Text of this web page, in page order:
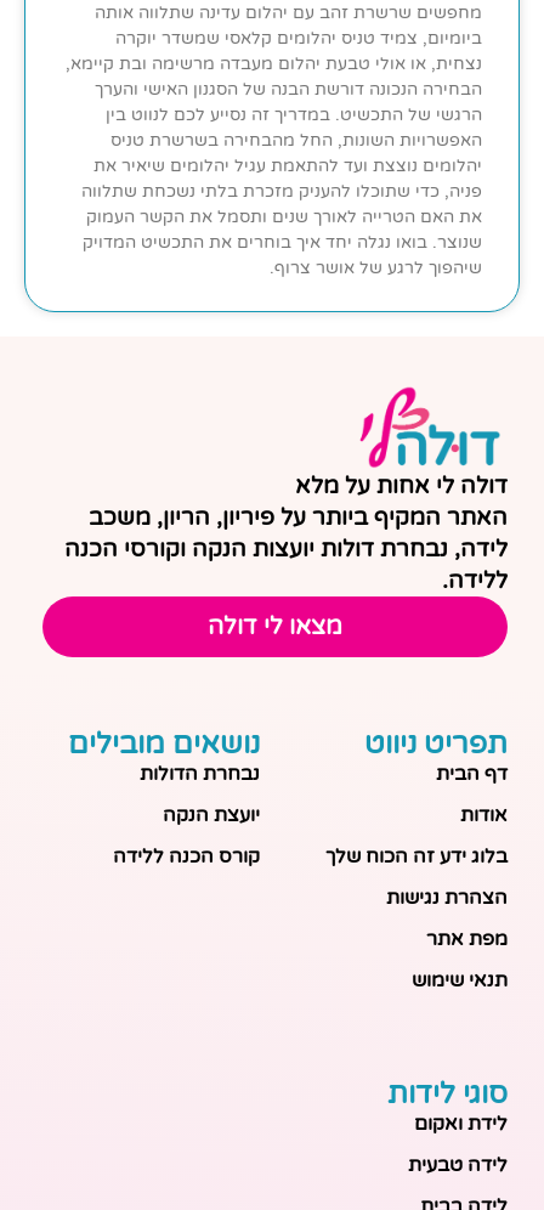
מחפשים שרשרת זהב עם יהלום עדינה שתלווה אותה
ביומיום, צמיד טניס יהלומים קלאסי שמשדר יוקרה
נצחית, או אולי טבעת יהלום מעבדה מרשימה ובת קיימא,
הבחירה הנכונה דורשת הבנה של הסגנון האישי והערך
הרגשי של התכשיט. במדריך זה נסייע לכם לנווט בין
האפשרויות השונות, החל מהבחירה בשרשרת טניס
יהלומים נוצצת ועד להתאמת עגיל יהלומים שיאיר את
פניה, כדי שתוכלו להעניק מזכרת בלתי נשכחת שתלווה
את האם הטרייה לאורך שנים ותסמל את הקשר העמוק
שנוצר. בואו נגלה יחד איך בוחרים את התכשיט המדויק
שיהפוך לרגע של אושר צרוף.
דולה לי אחות על מלא
האתר המקיף ביותר על פיריון, הריון, משכב
לידה, נבחרת דולות יועצות הנקה וקורסי הכנה
ללידה.
מצאו לי דולה
תפריט ניווט
דף הבית
אודות
בלוג ידע זה הכוח שלך
הצהרת נגישות
מפת אתר
תנאי שימוש
נושאים מובילים
נבחרת הדולות
יועצת הנקה
קורס הכנה ללידה
סוגי לידות
לידת ואקום
לידה טבעית